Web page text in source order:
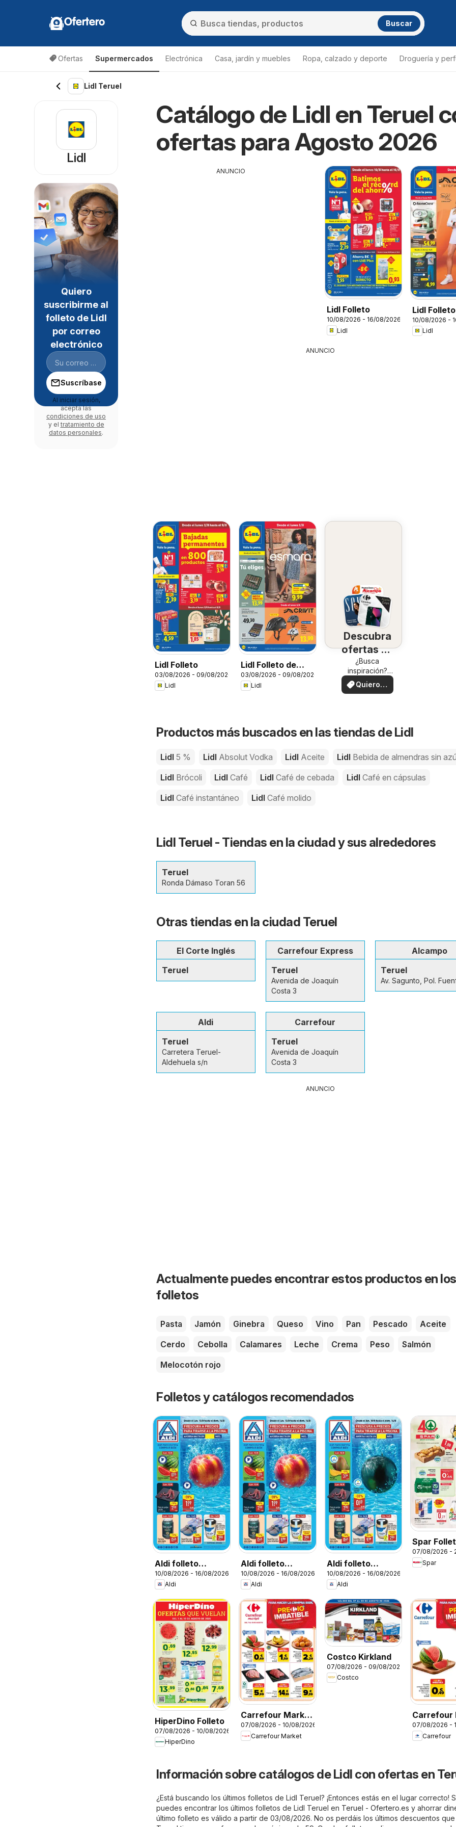
Ofertero Buscar
Ofertas Supermercados Electrónica Casa, jardín y muebles Ropa, calzado y deporte Droguería y
Lidl Teruel
Catálogo de Lidl en Teruel
ofertas para Agosto 2026
ANUNCIO
Lidl Folleto
10/08/2026 - 16/08/2026
Lidl
Lidl
bazar
10/08/2026 -
Lidl
ANUNCIO
Lidl Folleto
03/08/2026 - 09/08/2026
Lidl
Lidl Folleto de
bazar
03/08/2026 - 09/08/2026
Lidl
Descubra
ofertas en
su zona
¿Busca
inspiración?
¡Vea las ofertas
en su zona!
Quiero
ver
Productos más buscados en las tiendas de Lidl
Lidl 5 % Lidl Absolut Vodka Lidl Aceite Lidl Bebida de almendras sin
Lidl Brócoli Lidl Café Lidl Café de cebada Lidl Café en cápsulas
Lidl Café instantáneo Lidl Café molido
Lidl Teruel - Tiendas en la ciudad y sus alrededores
Teruel
Ronda Dámaso Toran 56
Otras tiendas en la ciudad Teruel
El Corte Inglés
Teruel
Carrefour Express
Teruel
Avenida de Joaquín
Costa 3
Alcampo
Teruel
Av. Sagunto, Pol.
Aldi
Teruel
Carretera Teruel-
Aldehuela s/n
Carrefour
Teruel
Avenida de Joaquín
Costa 3
ANUNCIO
Actualmente puedes encontrar estos productos en los
folletos
Pasta Jamón Ginebra Queso Vino Pan Pescado
Aceite
Cerdo
Cebolla Calamares Leche Crema Peso
Salmón
Melocotón rojo
Folletos y catálogos recomendados
Aldi folleto
Península
10/08/2026 - 16/08/2026
Aldi
Aldi folleto
Baleares
10/08/2026 - 16/08/2026
Aldi
Aldi folleto
Canarias
10/08/2026 - 16/08/2026
Aldi
Spar
07/08/2026 -
Spar
HiperDino Folleto
07/08/2026 - 10/08/2026
HiperDino
Carrefour Market
Precio Imbatible
07/08/2026 - 10/08/2026
Carrefour Market
Costco Kirkland
07/08/2026 - 09/08/2026
Costco
Carrefour
Imbatible
07/08/2026 -
Carrefour
Información sobre catálogos de Lidl con ofertas en
¿Está buscando los últimos folletos de Lidl Teruel? ¡Entonces estás en el lugar correcto!
puedes encontrar los últimos folletos de Lidl Teruel en Teruel - Ofertero.es y ahorrar
último folleto es válido a partir de 03/08/2026. No os perdáis los últimos descuentos que
Lidl
Quiero
suscribirme al
folleto de Lidl
por correo
electrónico
Suscríbase
Al iniciar sesión,
acepta las
condiciones de uso
y el tratamiento de
datos personales.